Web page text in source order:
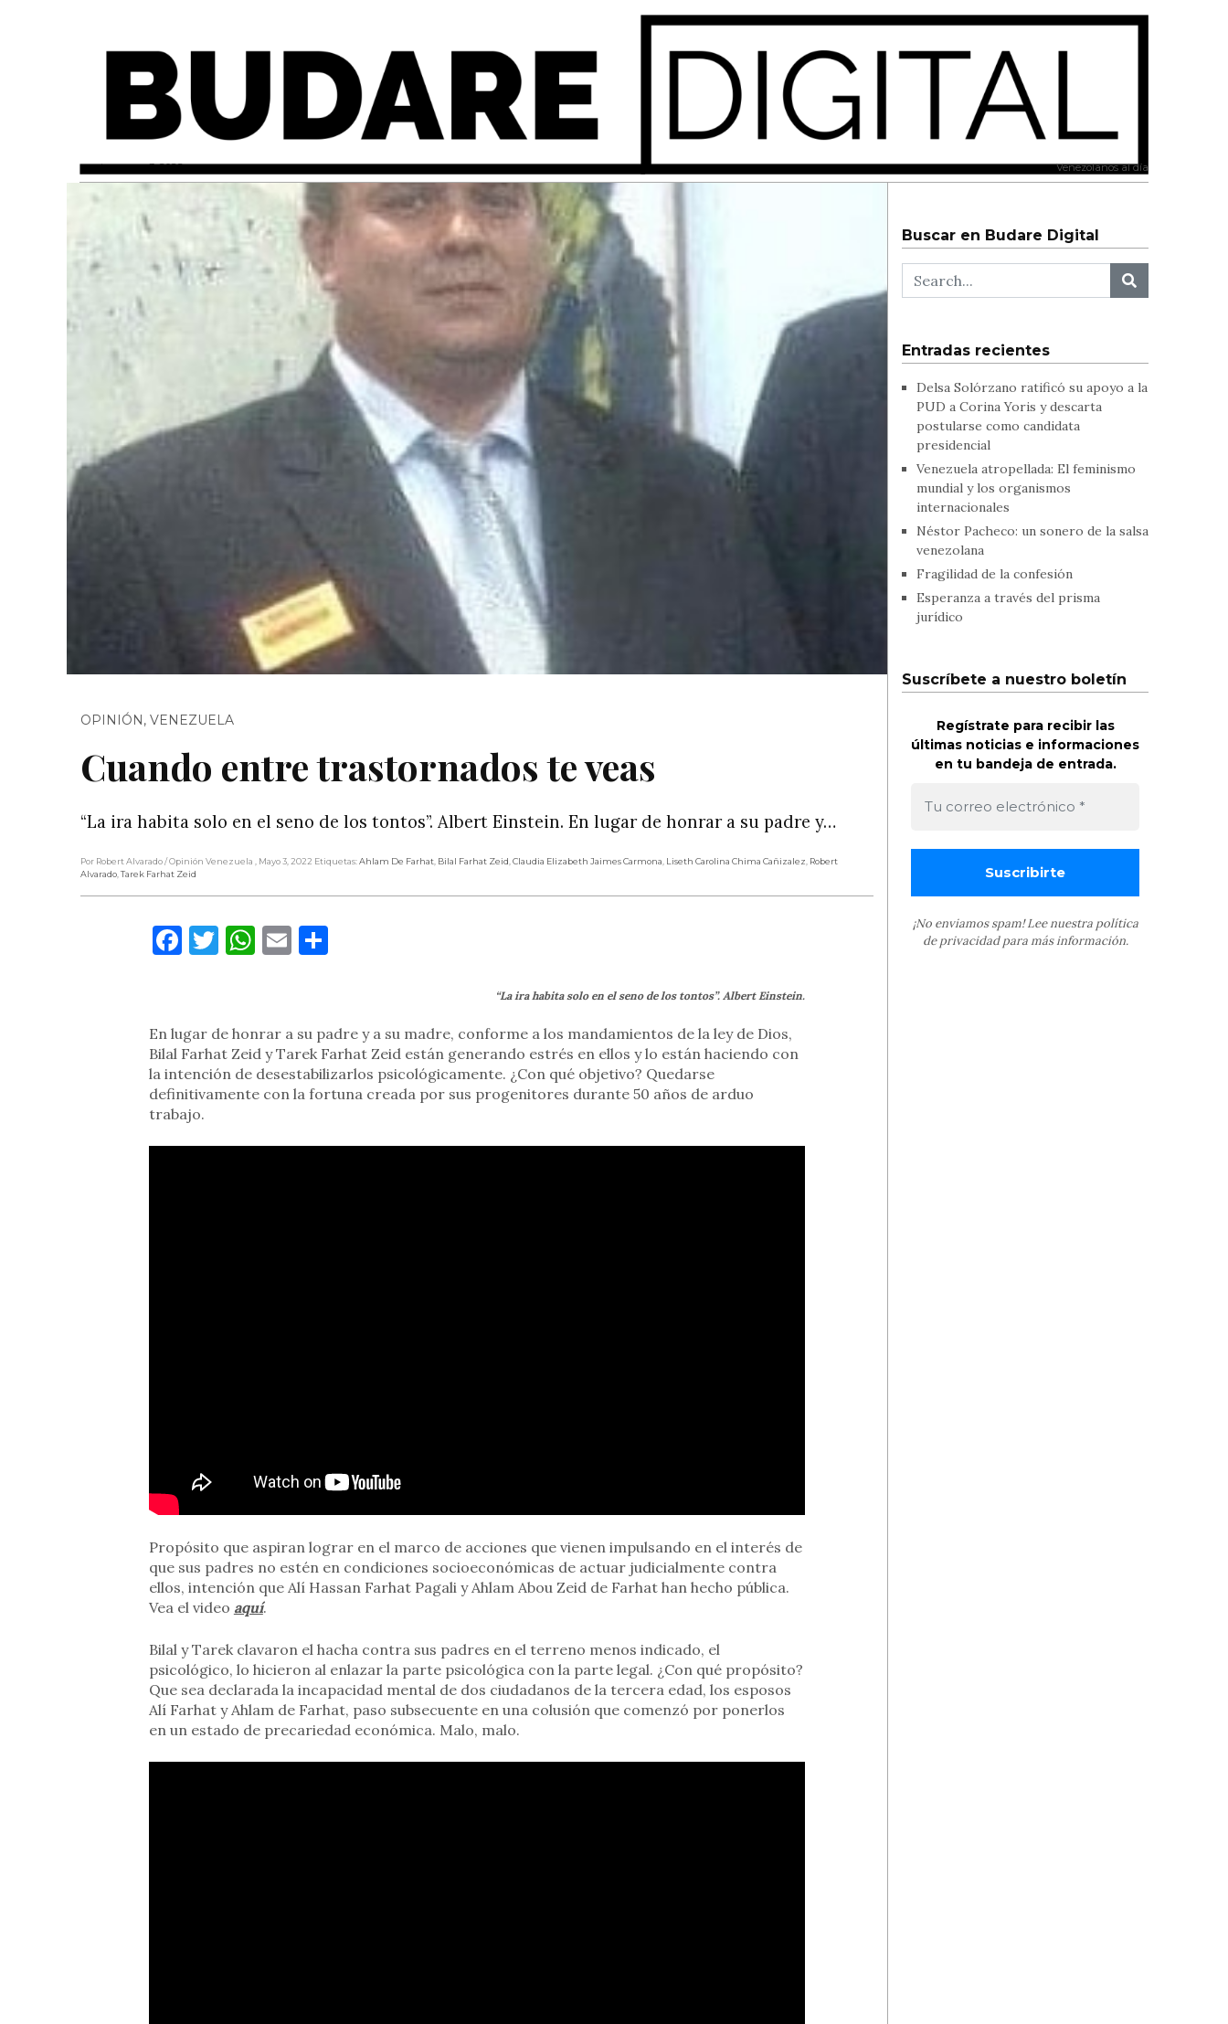
martes, mayo 3, 2022 Venezolanos al día
OPINIÓN , VENEZUELA
Cuando entre trastornados te veas
“La ira habita solo en el seno de los tontos”. Albert Einstein. En lugar de honrar a su padre y…
Por Robert Alvarado/ Opinión Venezuela , Mayo 3, 2022 Etiquetas:Ahlam De Farhat, Bilal Farhat Zeid,Claudia Elizabeth Jaimes Carmona, Liseth Carolina Chima Cañizalez, Robert
Alvarado,Tarek Farhat Zeid
Facebook
Twitter
WhatsApp
EmailCompartir
“La ira habita solo en el seno de los tontos”. Albert Einstein.
En lugar de honrar a su padre y a su madre, conforme a los mandamientos de la ley de Dios,
Bilal Farhat Zeid y Tarek Farhat Zeid están generando estrés en ellos y lo están haciendo con
la intención de desestabilizarlos psicológicamente. ¿Con qué objetivo? Quedarse
definitivamente con la fortuna creada por sus progenitores durante 50 años de arduo
trabajo.
Propósito que aspiran lograr en el marco de acciones que vienen impulsando en el interés de
que sus padres no estén en condiciones socioeconómicas de actuar judicialmente contra
ellos, intención que Alí Hassan Farhat Pagali y Ahlam Abou Zeid de Farhat han hecho pública.
Vea el video aquí.
Bilal y Tarek clavaron el hacha contra sus padres en el terreno menos indicado, el
psicológico, lo hicieron al enlazar la parte psicológica con la parte legal. ¿Con qué propósito?
Que sea declarada la incapacidad mental de dos ciudadanos de la tercera edad, los esposos
Alí Farhat y Ahlam de Farhat, paso subsecuente en una colusión que comenzó por ponerlos
en un estado de precariedad económica. Malo, malo.
Buscar en Budare Digital
Entradas recientes
Delsa Solórzano ratificó su apoyo a la
PUD a Corina Yoris y descarta
postularse como candidata
presidencial
Venezuela atropellada: El feminismo
mundial y los organismos
internacionales
Néstor Pacheco: un sonero de la salsa
venezolana
Fragilidad de la confesión
Esperanza a través del prisma
jurídico
Suscríbete a nuestro boletín
Regístrate para recibir las
últimas noticias e informaciones
en tu bandeja de entrada.
¡No enviamos spam! Lee nuestra política
de privacidadpara más información.